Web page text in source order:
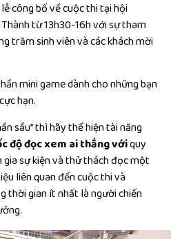
công bố về cuộc thi tại hội
từ 13h30-16h với sự tham
trăm sinh viên và các khách mời
mini game dành cho những bạn
hạn.
sầu” thì hãy thể hiện tài năng
độ đọc xem ai thắng vớiquy
sự kiện và thử thách đọc một
liên quan đến cuộc thi và
thời gian ít nhất là người chiến